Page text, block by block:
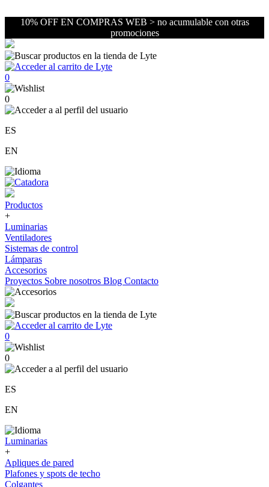
10% OFF EN COMPRAS WEB > no acumulable con otras
promociones
0
0
ES
EN
Productos
+
Luminarias
Ventiladores
Sistemas de control
Lámparas
Accesorios
Proyectos Sobre nosotros Blog Contacto
0
0
ES
EN
Luminarias
+
Apliques de pared
Plafones y spots de techo
Colgantes